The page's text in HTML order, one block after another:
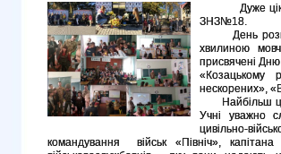
Дуже цікаво
ЗНЗ№18.
День
хвилиною
присвячені Дню
«Козацькому
нескорених»,
Найбільш
Учні уважно
цивільно-
командування військ «Північ»,